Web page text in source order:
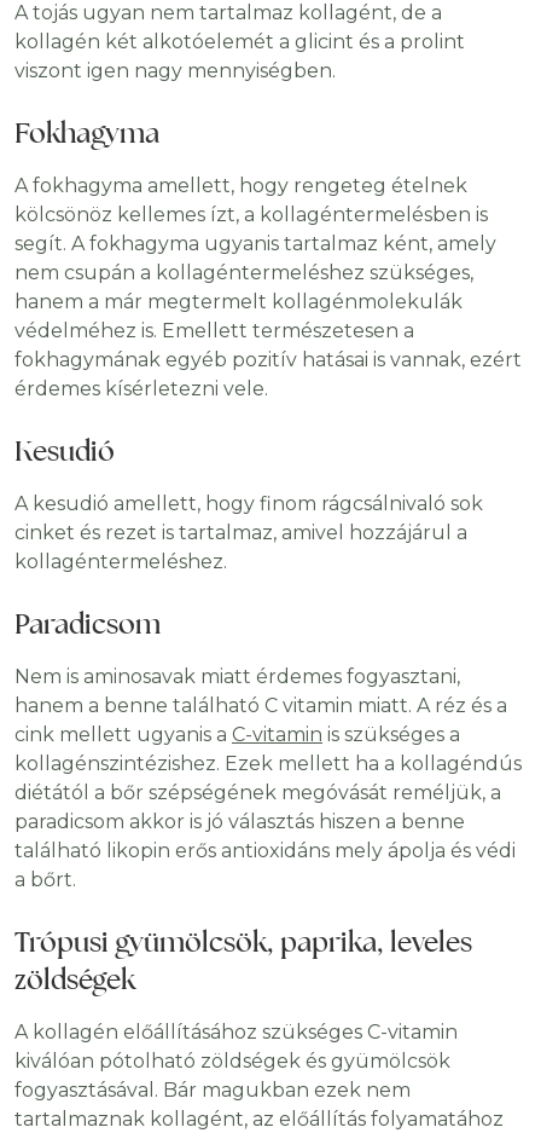
A tojás ugyan nem tartalmaz kollagént, de a
kollagén két alkotóelemét a glicint és a prolint
viszont igen nagy mennyiségben.
Fokhagyma
A fokhagyma amellett, hogy rengeteg ételnek
kölcsönöz kellemes ízt, a kollagéntermelésben is
segít. A fokhagyma ugyanis tartalmaz ként, amely
nem csupán a kollagéntermeléshez szükséges,
hanem a már megtermelt kollagénmolekulák
védelméhez is. Emellett természetesen a
fokhagymának egyéb pozitív hatásai is vannak, ezért
érdemes kísérletezni vele.
Kesudió
A kesudió amellett, hogy finom rágcsálnivaló sok
cinket és rezet is tartalmaz, amivel hozzájárul a
kollagéntermeléshez.
Paradicsom
Nem is aminosavak miatt érdemes fogyasztani,
hanem a benne található C vitamin miatt. A réz és a
cink mellett ugyanis a C-vitamin is szükséges a
kollagénszintézishez. Ezek mellett ha a kollagéndús
diétától a bőr szépségének megóvását reméljük, a
paradicsom akkor is jó választás hiszen a benne
található likopin erős antioxidáns mely ápolja és védi
a bőrt.
Trópusi gyümölcsök, paprika, leveles
zöldségek
A kollagén előállításához szükséges C-vitamin
kiválóan pótolható zöldségek és gyümölcsök
fogyasztásával. Bár magukban ezek nem
tartalmaznak kollagént, az előállítás folyamatához